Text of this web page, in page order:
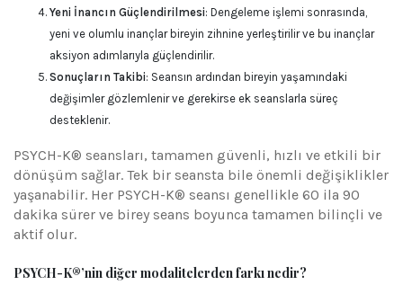
Yeni İnancın Güçlendirilmesi: Dengeleme işlemi sonrasında,
yeni ve olumlu inançlar bireyin zihnine yerleştirilir ve bu inançlar
aksiyon adımlarıyla güçlendirilir.
Sonuçların Takibi: Seansın ardından bireyin yaşamındaki
değişimler gözlemlenir ve gerekirse ek seanslarla süreç
desteklenir.
PSYCH-K® seansları, tamamen güvenli, hızlı ve etkili bir
dönüşüm sağlar. Tek bir seansta bile önemli değişiklikler
yaşanabilir. Her PSYCH-K® seansı genellikle 60 ila 90
dakika sürer ve birey seans boyunca tamamen bilinçli ve
aktif olur.
PSYCH-K®’nin diğer modalitelerden farkı nedir?